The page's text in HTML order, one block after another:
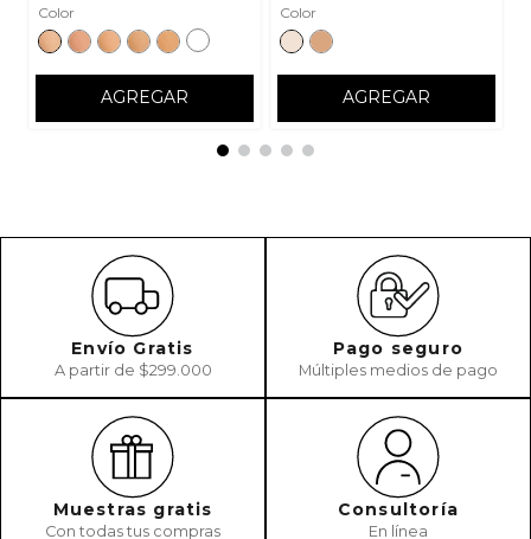
Color
AGREGAR
Color
AGREGAR
Envío Gratis
A partir de $299.000
Pago seguro
Múltiples medios de pago
Muestras gratis
Con todas tus compras
Consultoría
En línea